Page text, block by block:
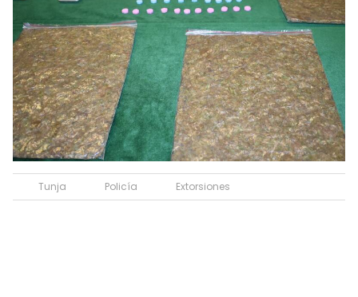
Tunja Policía Extorsiones